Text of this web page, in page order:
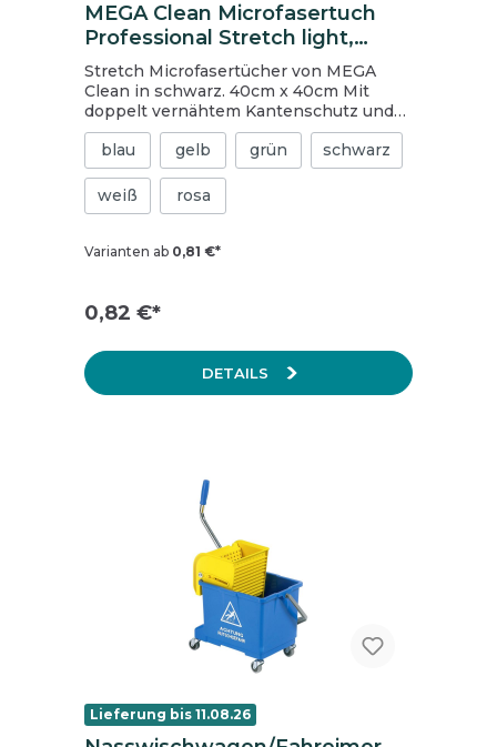
MEGA Clean Microfasertuch
Professional Stretch light,
schwarz
Stretch Microfasertücher von MEGA
Clean in schwarz. 40cm x 40cm Mit
doppelt vernähtem Kantenschutz und
zusätzlichem Qualitäts-Einfassband
Hohe Lebensdauer Mega Aufnahmekraft
von Schmutz und Flüssigkeit Silikonfrei
Waschmaschinenfest bis 95°
Trocknergeeignet 80 % Polyester / 20 %
blau gelb grün schwarz
weiß rosa
Varianten ab 0,81 €*
0,82 €*
DETAILS
Lieferung bis 11.08.26